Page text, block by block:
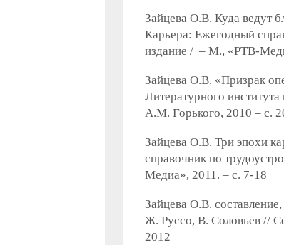
Зайцева О.В. Куда ведут
Карьера: Ежегодный
издание / – М., «РТВ-
Зайцева О.В. «Призрак
Литературного
А.М. Горького, 2010 – с.
Зайцева О.В. Три эпохи
справочник по
Медиа», 2011. – с. 7-18
Зайцева О.В.
Ж. Руссо, В. Соловьев //
2012